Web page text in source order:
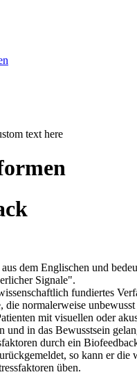
text here
dem Englischen und
Signale".
fundiertes
die normalerweise
mit visuellen oder
und in das Bewusstsein
durch ein
so kann er
üben.